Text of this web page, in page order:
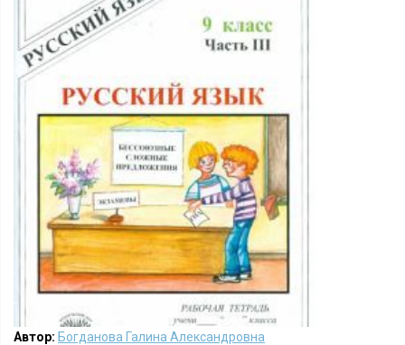
Автор: Богданова Галина Александровна